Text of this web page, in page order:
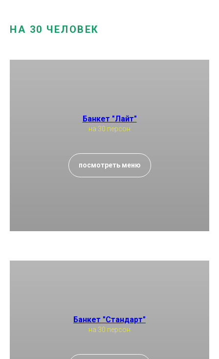
НА 30 ЧЕЛОВЕК
Банкет "Лайт"
на 30 персон
посмотреть меню
Банкет "Стандарт"
на 30 персон